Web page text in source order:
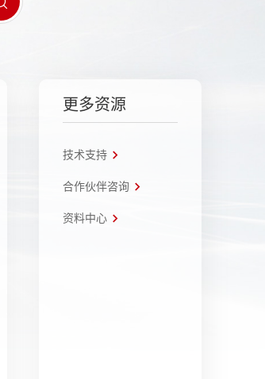
更多资源
技术支持
合作伙伴咨询
资料中心